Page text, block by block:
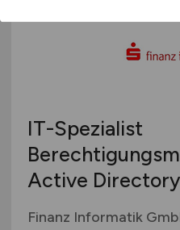
IT-Spezialist
Active Directory
Finanz Informatik